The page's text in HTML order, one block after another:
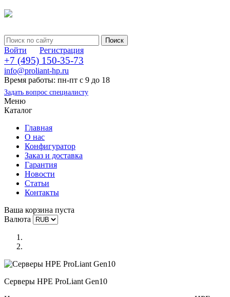
Войти Регистрация
+7 (495) 150-35-73
info@proliant-hp.ru
Время работы: пн-пт с 9 до 18
Задать вопрос специалисту
Меню
Каталог
Главная
О нас
Конфигуратор
Заказ и доставка
Гарантия
Новости
Статьи
Контакты
Ваша корзина пуста
Валюта
Серверы HPE ProLiant Gen10